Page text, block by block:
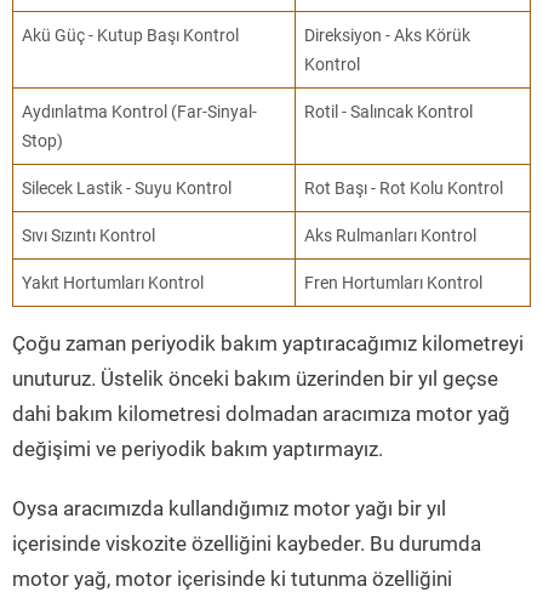
Akü Güç - Kutup Başı Kontrol
Direksiyon - Aks Körük
Kontrol
Aydınlatma Kontrol (Far-Sinyal-
Stop)
Rotil - Salıncak Kontrol
Silecek Lastik - Suyu Kontrol Rot Başı - Rot Kolu Kontrol
Sıvı Sızıntı Kontrol Aks Rulmanları Kontrol
Yakıt Hortumları Kontrol Fren Hortumları Kontrol
Çoğu zaman periyodik bakım yaptıracağımız kilometreyi
unuturuz. Üstelik önceki bakım üzerinden bir yıl geçse
dahi bakım kilometresi dolmadan aracımıza motor yağ
değişimi ve periyodik bakım yaptırmayız.
Oysa aracımızda kullandığımız motor yağı bir yıl
içerisinde viskozite özelliğini kaybeder. Bu durumda
motor yağ, motor içerisinde ki tutunma özelliğini